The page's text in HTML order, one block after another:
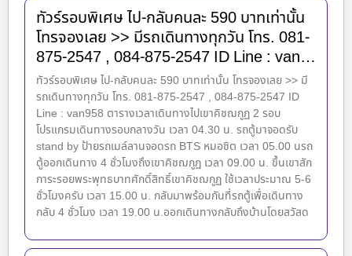
ทัวร์รอบพิเศษ ไป-กลับคนละ 590 บาทเท่านั้น
โทรจองเลย >> มีรถเดินทางทุกวัน โทร. 081-
875-2547 , 084-875-2547 ID Line : van…
ทัวร์รอบพิเศษ ไป-กลับคนละ 590 บาทเท่านั้น โทรจองเลย >> มี
รถเดินทางทุกวัน โทร. 081-875-2547 , 084-875-2547 ID
Line : van958 ตารางเวลาเดินทางไปเขาคิชฌกูฏ 2 รอบ
โปรแกรมเดินทางรอบกลางวัน เวลา 04.30 น. รถตู้มาจอดรับ
stand by ป้ายรถเมล์ลานจอดรถ BTS หมอชิต เวลา 05.00 นรถ
ตู้ออกเดินทาง 4 ชั่วโมงถึงเขาคิชฌกูฏ เวลา 09.00 น. ขึ้นเขาสัก
การะรอยพระพุทธบาทศักดิ์สิทธิ์เขาคิชฌกูฏ ใช้เวลาประมาณ 5-6
ชั่วโมงครับ เวลา 15.00 น. กลับมาพร้อมกันที่รถตู้เพื่อเดินทาง
กลับ 4 ชั่วโมง เวลา 19.00 น.ออกเดินทางกลับถึงบ้านโดยสวัสด